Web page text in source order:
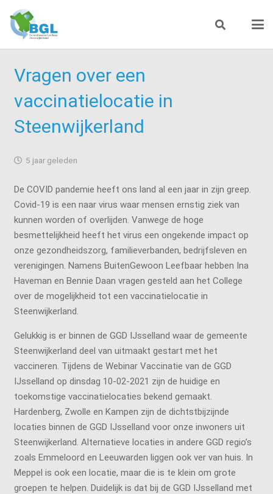
Vragen over een
vaccinatielocatie in
Steenwijkerland
5 jaar geleden
De COVID pandemie heeft ons land al een jaar in zijn greep.
Covid-19 is een naar virus waar mensen ernstig ziek van
kunnen worden of overlijden. Vanwege de hoge
besmettelijkheid heeft het virus een ongekende impact op
onze gezondheidszorg, familieverbanden, bedrijfsleven en
verenigingen. Namens BuitenGewoon Leefbaar hebben Ina
Haveman en Bennie Daan vragen gesteld aan het College
over de mogelijkheid tot een vaccinatielocatie in
Steenwijkerland.
Gelukkig is er binnen de GGD IJsselland waar de gemeente
Steenwijkerland deel van uitmaakt gestart met het
vaccineren. Tijdens de Webinar Vaccinatie van de GGD
IJsselland op dinsdag 10-02-2021 zijn de huidige en
toekomstige vaccinatielocaties bekend gemaakt.
Hardenberg, Zwolle en Kampen zijn de dichtstbijzijnde
locaties binnen de GGD IJsselland voor onze inwoners uit
Steenwijkerland. Alternatieve locaties in andere GGD regio’s
zoals Emmeloord en Leeuwarden liggen ook ver van huis. In
Meppel is ook een locatie, maar die is te klein om grote
groepen te helpen. Duidelijk is dat bij de GGD IJsselland met